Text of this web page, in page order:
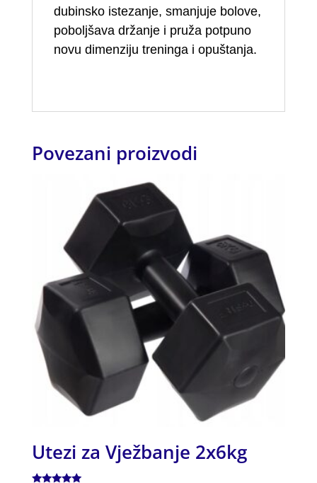
dubinsko istezanje, smanjuje bolove,
poboljšava držanje i pruža potpuno
novu dimenziju treninga i opuštanja.
Povezani proizvodi
Utezi za Vježbanje 2x6kg